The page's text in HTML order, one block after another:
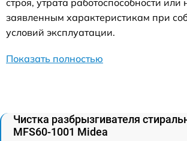
заявленным характеристикам при
условий эксплуатации.
Показать полностью
Чистка разбрызгивателя
MFS60-1001 Midea